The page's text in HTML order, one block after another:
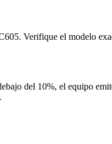
Verifique el modelo
del 10%, el equipo